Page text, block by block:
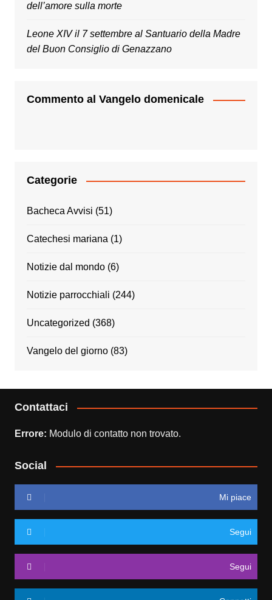
dell’amore sulla morte
Leone XIV il 7 settembre al Santuario della Madre
del Buon Consiglio di Genazzano
Commento al Vangelo domenicale
Categorie
Bacheca Avvisi (51)
Catechesi mariana (1)
Notizie dal mondo(6)
Notizie parrocchiali (244)
Uncategorized (368)
Vangelo del giorno(83)
Contattaci
Errore: Modulo di contatto non trovato.
Social
Mi piace
Segui
Segui